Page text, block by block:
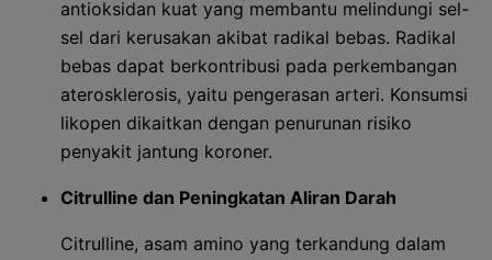
antioksidan kuat yang membantu melindungi sel-
sel dari kerusakan akibat radikal bebas. Radikal
bebas dapat berkontribusi pada perkembangan
aterosklerosis, yaitu pengerasan arteri. Konsumsi
likopen dikaitkan dengan penurunan risiko
penyakit jantung koroner.
Citrulline dan Peningkatan Aliran Darah
Citrulline, asam amino yang terkandung dalam